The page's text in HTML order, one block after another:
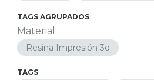
TAGS AGRUPADOS
Material
Resina Impresión 3d
TAGS